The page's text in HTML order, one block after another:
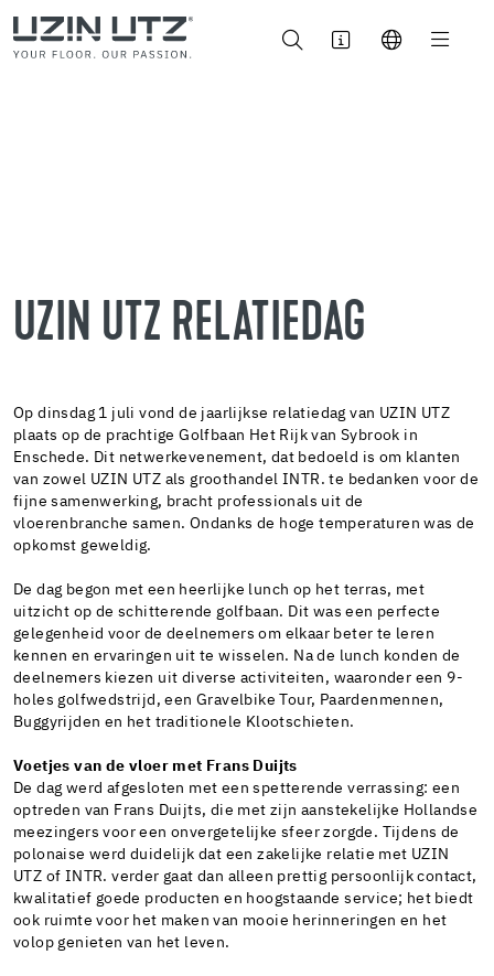
UZIN UTZ RELATIEDAG
Op dinsdag 1 juli vond de jaarlijkse relatiedag van UZIN UTZ
plaats op de prachtige Golfbaan Het Rijk van Sybrook in
Enschede. Dit netwerkevenement, dat bedoeld is om klanten
van zowel UZIN UTZ als groothandel INTR. te bedanken voor de
fijne samenwerking, bracht professionals uit de
vloerenbranche samen. Ondanks de hoge temperaturen was de
opkomst geweldig.
De dag begon met een heerlijke lunch op het terras, met
uitzicht op de schitterende golfbaan. Dit was een perfecte
gelegenheid voor de deelnemers om elkaar beter te leren
kennen en ervaringen uit te wisselen. Na de lunch konden de
deelnemers kiezen uit diverse activiteiten, waaronder een 9-
holes golfwedstrijd, een Gravelbike Tour, Paardenmennen,
Buggyrijden en het traditionele Klootschieten.
Voetjes van de vloer met Frans Duijts
De dag werd afgesloten met een spetterende verrassing: een
optreden van Frans Duijts, die met zijn aanstekelijke Hollandse
meezingers voor een onvergetelijke sfeer zorgde. Tijdens de
polonaise werd duidelijk dat een zakelijke relatie met UZIN
UTZ of INTR. verder gaat dan alleen prettig persoonlijk contact,
kwalitatief goede producten en hoogstaande service; het biedt
ook ruimte voor het maken van mooie herinneringen en het
volop genieten van het leven.